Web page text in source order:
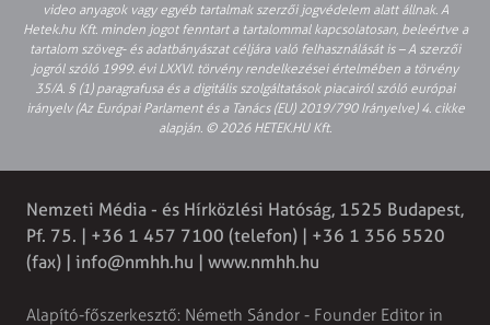
video anyagok vagy egyéb tartalmak szerzői jogvédelem alatt állnak. A
Hetek.hu Kft. minden jogot fenntart a tartalommal kapcsolatosan, beleértve a
tartalom szöveg- és adatbányászat céljára való felhasználását is – A szerzői
jogról szóló 1999. évi LXXVI. törvény rendelkezései értelmében a törvény
35/A. § (1) paragrafusa és a digitális szolgáltatások piacairól szóló európai
irányelv (Az Európai Parlament és a Tanács (EU) 2019/790 Irányelve) 4. cikke
alapján. © 2026 HETEK.HU Kft.
Nemzeti Média - és Hírközlési Hatóság, 1525 Budapest,
Pf. 75. | +36 1 457 7100 (telefon) | +36 1 356 5520
(fax) | info@nmhh.hu | www.nmhh.hu
Alapító-főszerkesztő: Németh Sándor - Founder Editor in